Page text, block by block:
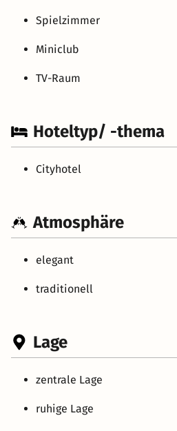
Spielzimmer
Miniclub
TV-Raum
Hoteltyp/ -thema
Cityhotel
Atmosphäre
elegant
traditionell
Lage
zentrale Lage
ruhige Lage